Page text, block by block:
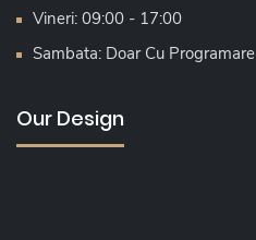
Vineri: 09:00 - 17:00
Sambata: Doar Cu Programare
Our Design